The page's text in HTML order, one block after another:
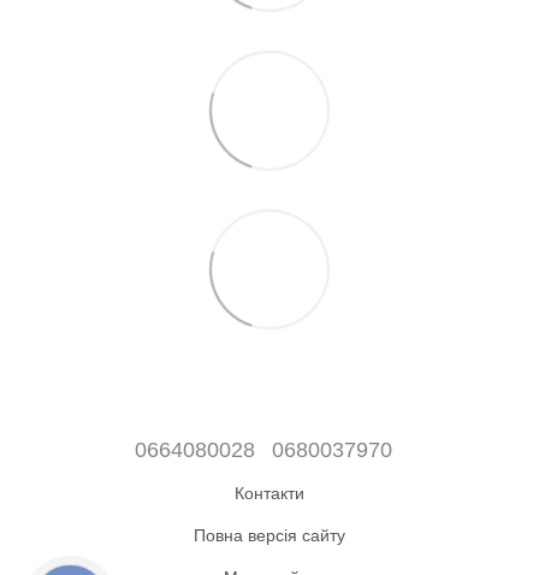
0664080028 0680037970
Контакти
Повна версія сайту